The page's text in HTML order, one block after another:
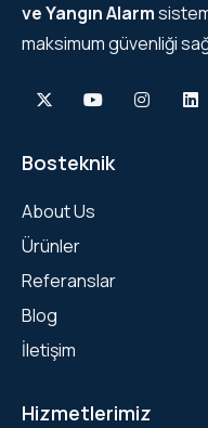
ve Yangın Alarm
maksimum güvenliği
Bosteknik
About Us
Ürünler
Referanslar
Blog
İletişim
Hizmetlerimiz